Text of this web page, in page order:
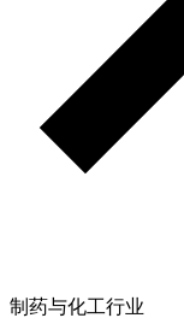
制药与化工行业